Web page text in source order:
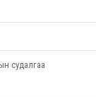
судалгаа